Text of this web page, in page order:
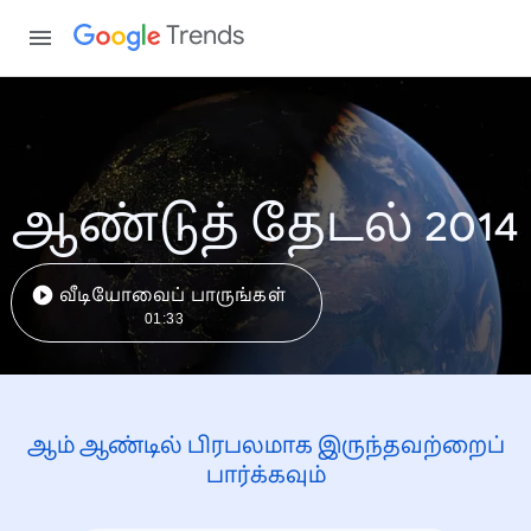
Trends
ஆண்டுத் தேடல் 2014
வீடியோவைப் பாருங்கள்
01:33
ஆம் ஆண்டில் பிரபலமாக இருந்தவற்றைப்
பார்க்கவும்